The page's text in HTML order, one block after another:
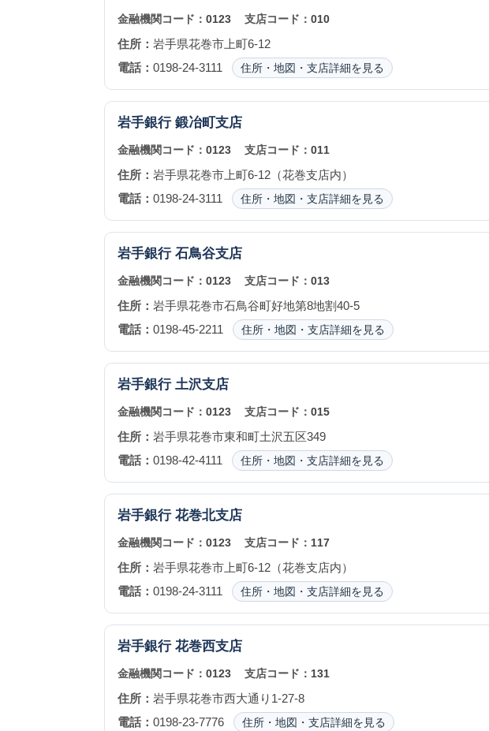
金融機関コード： 0123 支店コード： 010
住所： 岩手県花巻市上町6-12
電話： 0198-24-3111 住所・地図・支店詳細を見る
岩手銀行 鍛冶町支店
金融機関コード： 0123 支店コード： 011
住所： 岩手県花巻市上町6-12（花巻支店内）
電話： 0198-24-3111 住所・地図・支店詳細を見る
岩手銀行 石鳥谷支店
金融機関コード： 0123 支店コード： 013
住所： 岩手県花巻市石鳥谷町好地第8地割40-5
電話： 0198-45-2211 住所・地図・支店詳細を見る
岩手銀行 土沢支店
金融機関コード： 0123 支店コード： 015
住所： 岩手県花巻市東和町土沢五区349
電話： 0198-42-4111 住所・地図・支店詳細を見る
岩手銀行 花巻北支店
金融機関コード： 0123 支店コード： 117
住所： 岩手県花巻市上町6-12（花巻支店内）
電話： 0198-24-3111 住所・地図・支店詳細を見る
岩手銀行 花巻西支店
金融機関コード： 0123 支店コード： 131
住所： 岩手県花巻市西大通り1-27-8
電話： 0198-23-7776 住所・地図・支店詳細を見る